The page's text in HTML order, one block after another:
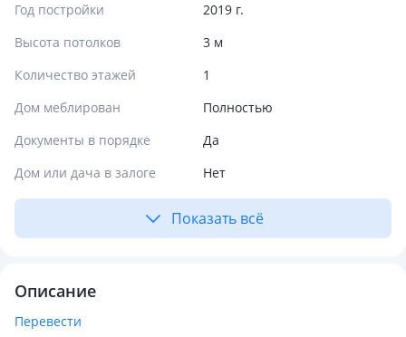
Год постройки
2019 г.
Высота потолков
3 м
Количество этажей
1
Дом меблирован
Полностью
Документы в порядке
Да
Дом или дача в залоге
Нет
Показать всё
Описание
Перевести